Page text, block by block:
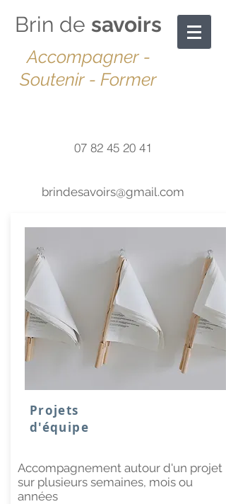
Brin de savoirs
Accompagner -
Soutenir - Former
07 82 45 20 41
brindesavoirs@gmail.com
Projets
d'équipe
Accompagnement autour d'un projet
sur plusieurs semaines, mois ou
années